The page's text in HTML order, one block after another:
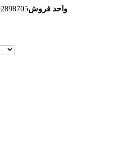
واحد فروش-- 021-76447285